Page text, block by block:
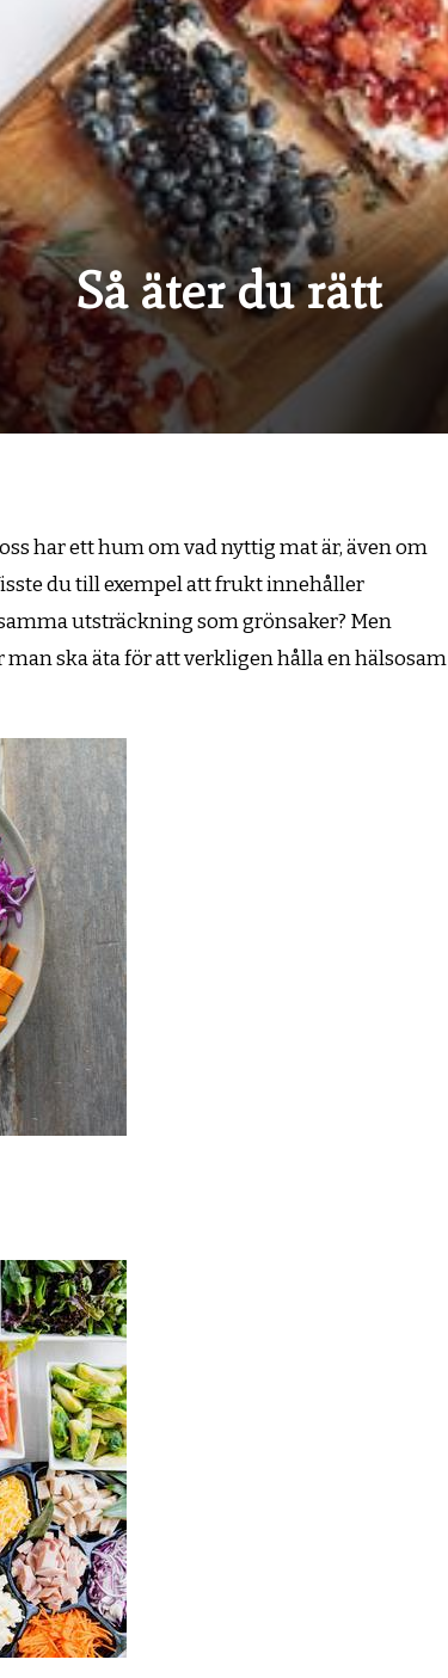
Så äter du rätt
har ett hum om vad nyttig mat är, även om
du till exempel att frukt innehåller
utsträckning som grönsaker? Men
ska äta för att verkligen hålla en hälsosam